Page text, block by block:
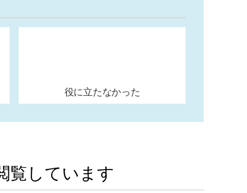
役に立たなかった
覧しています